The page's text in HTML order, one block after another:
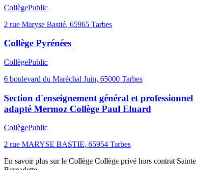
CollègePublic
2 rue Maryse Bastié, 65965 Tarbes
Collège Pyrénées
CollègePublic
6 boulevard du Maréchal Juin, 65000 Tarbes
Section d'enseignement général et professionnel
adapté Mermoz Collège Paul Eluard
CollègePublic
2 rue MARYSE BASTIE, 65954 Tarbes
En savoir plus sur le Collège Collège privé hors contrat Sainte